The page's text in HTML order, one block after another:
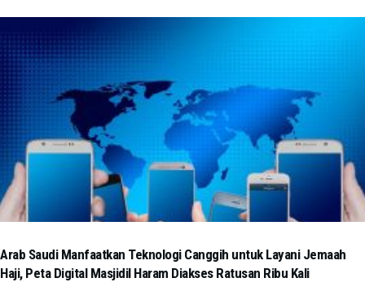
Arab Saudi Manfaatkan Teknologi Canggih untuk Layani Jemaah
Haji, Peta Digital Masjidil Haram Diakses Ratusan Ribu Kali